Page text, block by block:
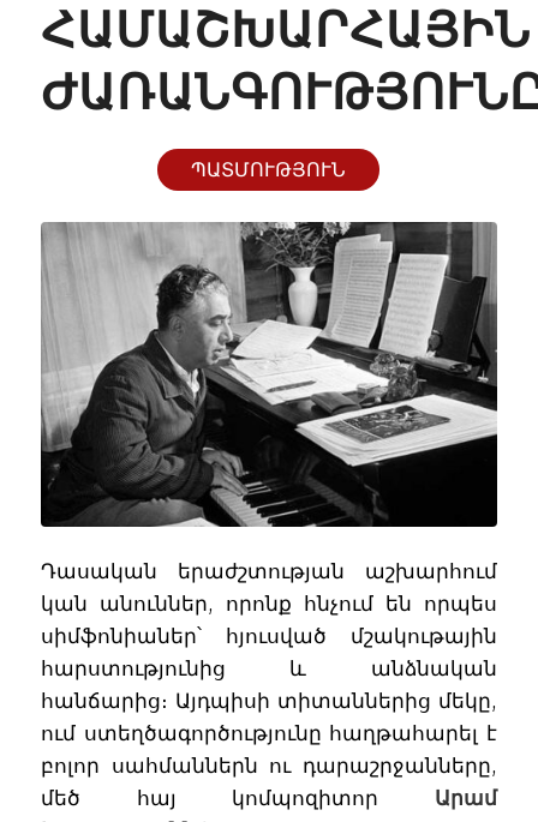
ԱՄԱՇԽԱՐՀԱՅԻՆ Ժ
ՊԱՏՄՈՒԹՅՈՒՆ
Դասական երաժշտության աշխարհում
կան անուններ, որոնք հնչում են որպես
սիմֆոնիաներ՝ հյուսված մշակութային
հարստությունից և անձնական
հանճարից։ Այդպիսի տիտաններից մեկը,
ում ստեղծագործությունը հաղթահարել է
բոլոր սահմաններն ու դարաշրջանները,
մեծ հայ կոմպոզիտոր Արամ